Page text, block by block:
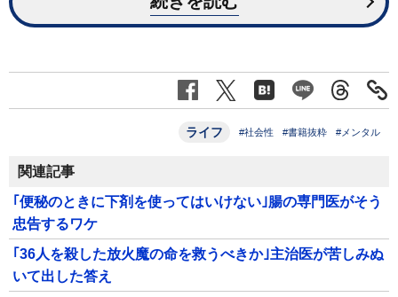
ライフ #社会性 #書籍抜粋 #メンタル
関連記事
｢便秘のときに下剤を使ってはいけない｣腸の専門医がそう
忠告するワケ
｢36人を殺した放火魔の命を救うべきか｣主治医が苦しみぬ
いて出した答え